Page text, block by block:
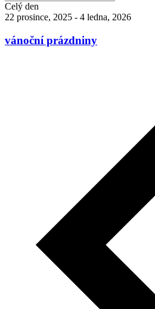
Celý den
22 prosince, 2025 - 4 ledna, 2026
vánoční prázdniny